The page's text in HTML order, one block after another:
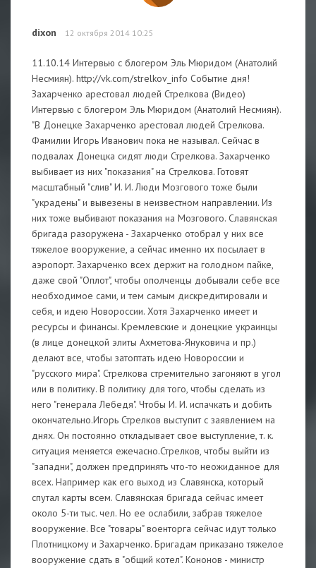
dixon 12 октября 2014 10:25
11.10.14 Интервью с блогером Эль Мюридом (Анатолий
Несмиян). http://vk.com/strelkov_info Событие дня!
Захарченко арестовал людей Стрелкова (Видео)
Интервью с блогером Эль Мюридом (Анатолий Несмиян).
"В Донецке Захарченко арестовал людей Стрелкова.
Фамилии Игорь Иванович пока не называл. Сейчас в
подвалах Донецка сидят люди Стрелкова. Захарченко
выбивает из них "показания" на Стрелкова. Готовят
масштабный "слив" И. И. Люди Мозгового тоже были
"украдены" и вывезены в неизвестном направлении. Из
них тоже выбивают показания на Мозгового. Славянская
бригада разоружена - Захарченко отобрал у них все
тяжелое вооружение, а сейчас именно их посылает в
аэропорт. Захарченко всех держит на голодном пайке,
даже свой "Оплот", чтобы ополченцы добывали себе все
необходимое сами, и тем самым дискредитировали и
себя, и идею Новороссии. Хотя Захарченко имеет и
ресурсы и финансы. Кремлевские и донецкие украинцы
(в лице донецкой элиты Ахметова-Януковича и пр.)
делают все, чтобы затоптать идею Новороссии и
"русского мира". Стрелкова стремительно загоняют в угол
или в политику. В политику для того, чтобы сделать из
него "генерала Лебедя". Чтобы И. И. испачкать и добить
окончательно.Игорь Стрелков выступит с заявлением на
днях. Он постоянно откладывает свое выступление, т. к.
ситуация меняется ежечасно.Стрелков, чтобы выйти из
"западни", должен предпринять что-то неожиданное для
всех. Например как его выход из Славянска, который
спутал карты всем. Славянская бригада сейчас имеет
около 5-ти тыс. чел. Но ее ослабили, забрав тяжелое
вооружение. Все "товары" военторга сейчас идут только
Плотницкому и Захарченко. Бригадам приказано тяжелое
вооружение сдать в "общий котел". Кононов - министр